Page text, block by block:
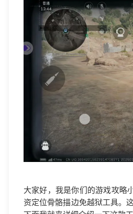
大家好，我是你们的游戏攻
资定位骨骼描边免越狱工具。